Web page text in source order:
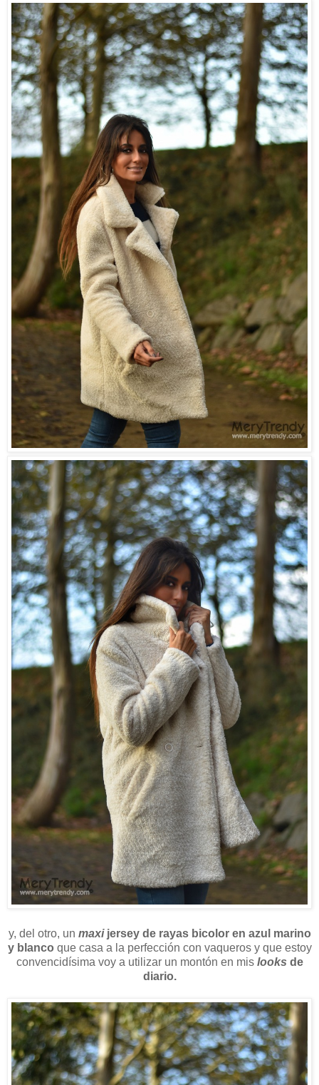
y, del otro, un maxi jersey de rayas bicolor en azul marino
y blanco que casa a la perfección con vaqueros y que estoy
convencidísima voy a utilizar un montón en mis looks de
diario.